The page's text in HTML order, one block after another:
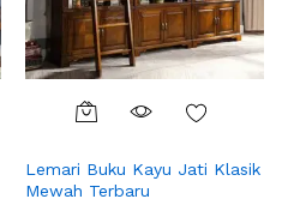
Lemari Buku Kayu Jati Klasik
Mewah Terbaru